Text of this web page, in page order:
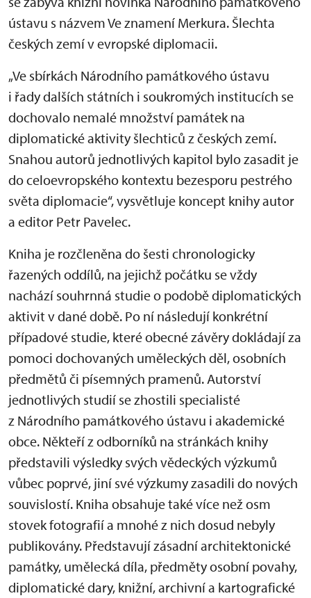
ústavu s názvem Ve znamení Merkura. Šlechta
českých zemí v evropské diplomacii.
„Ve sbírkách Národního památkového ústavu
i řady dalších státních i soukromých institucích se
dochovalo nemalé množství památek na
diplomatické aktivity šlechticů z českých zemí.
Snahou autorů jednotlivých kapitol bylo zasadit je
do celoevropského kontextu bezesporu pestrého
světa diplomacie“, vysvětluje koncept knihy autor
a editor Petr Pavelec.
Kniha je rozčleněna do šesti chronologicky
řazených oddílů, na jejichž počátku se vždy
nachází souhrnná studie o podobě diplomatických
aktivit v dané době. Po ní následují konkrétní
případové studie, které obecné závěry dokládají za
pomoci dochovaných uměleckých děl, osobních
předmětů či písemných pramenů. Autorství
jednotlivých studií se zhostili specialisté
z Národního památkového ústavu i akademické
obce. Někteří z odborníků na stránkách knihy
představili výsledky svých vědeckých výzkumů
vůbec poprvé, jiní své výzkumy zasadili do nových
souvislostí. Kniha obsahuje také více než osm
stovek fotografií a mnohé z nich dosud nebyly
publikovány. Představují zásadní architektonické
památky, umělecká díla, předměty osobní povahy,
diplomatické dary, knižní, archivní a kartografické